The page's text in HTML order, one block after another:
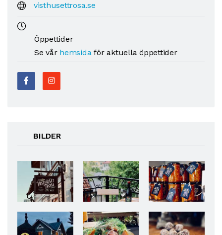
visthusettrosa.se
Öppettider
Se vår hemsidaför aktuella öppettider
BILDER